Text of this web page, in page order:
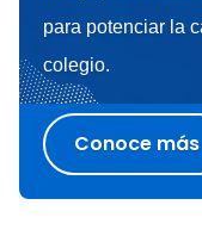
para potenciar la
colegio.
Conoce más